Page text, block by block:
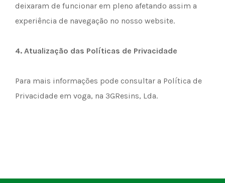
deixaram de funcionar em pleno afetando assim a
experiência de navegação no nosso website.
4. Atualização das Políticas de Privacidade
Para mais informações pode consultar a Política de
Privacidade em voga, na 3GResins, Lda.